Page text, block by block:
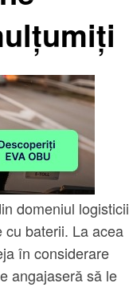
domeniul logisticii
cu baterii. La acea
în considerare
angajaseră să le